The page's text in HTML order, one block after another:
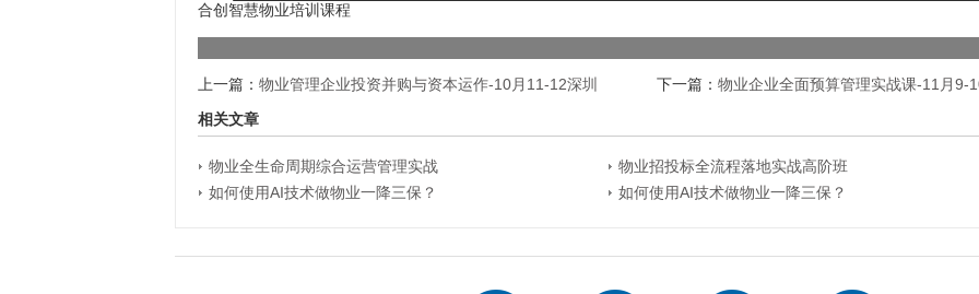
合创智慧物业培训课程
上一篇： 物业管理企业投资并购与资本运作-10月11-12深圳 下一篇： 物业企业全面预算管理实战课-11月9-
相关文章
物业全生命周期综合运营管理实战
物业招投标全流程落地实战高阶班
如何使用AI技术做物业一降三保？
如何使用AI技术做物业一降三保？